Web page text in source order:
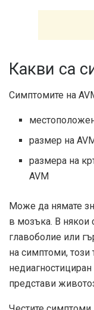
Какви са
Симптомите на
размер на
размера на
AVM
Може да нямате
в мозъка. В някои
главоболие или
на симптоми, този
представи